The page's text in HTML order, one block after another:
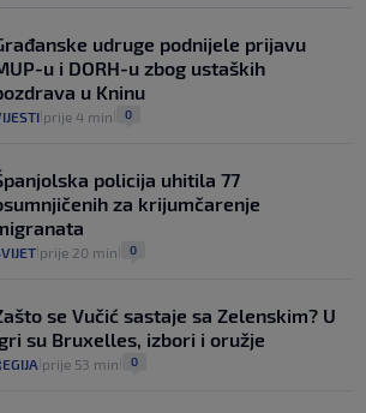
naših priča budu oni koji pomažu,
ne oni koji su pobijedili nekoga"
2
udruge podnijele prijavu
u i DORH-u zbog ustaških
u Kninu
prije 4 min 0
policija uhitila 77
za krijumčarenje
prije 20 min 0
se Vučić sastaje sa Zelenskim? U
su Bruxelles, izbori i oružje
prije 53 min 0